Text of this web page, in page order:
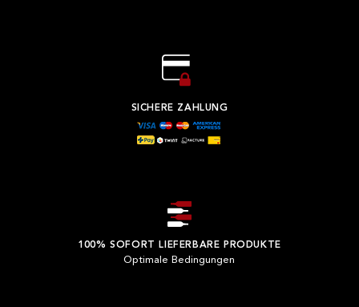
SICHERE ZAHLUNG
100% SOFORT LIEFERBARE PRODUKTE
Optimale Bedingungen